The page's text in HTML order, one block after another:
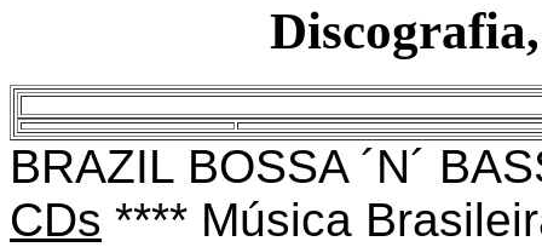
BRAZIL BOSSA ´N´
CDs **** Música